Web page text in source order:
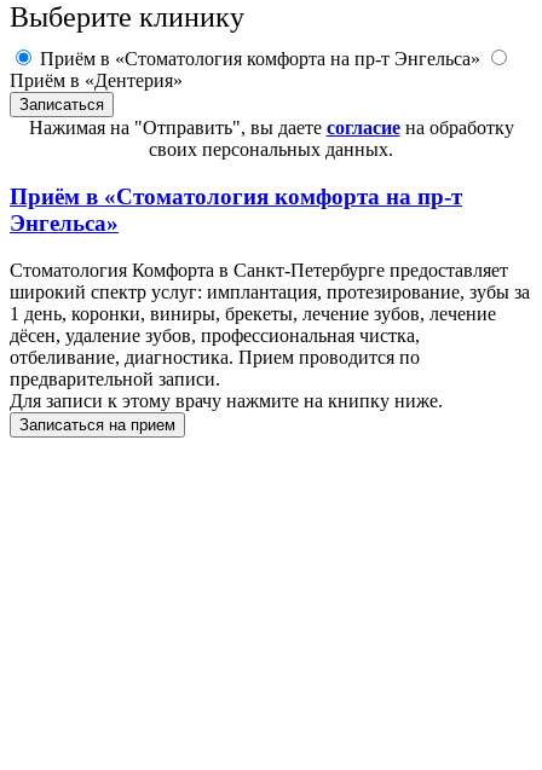
Выберите клинику
Приём в «Стоматология комфорта на пр-т Энгельса»
Приём в «Дентерия»
Нажимая на "Отправить", вы даете согласиена обработку
своих персональных данных.
Приём в «Стоматология комфорта на пр-т
Энгельса»
Стоматология Комфорта в Санкт-Петербурге предоставляет
широкий спектр услуг: имплантация, протезирование, зубы за
1 день, коронки, виниры, брекеты, лечение зубов, лечение
дёсен, удаление зубов, профессиональная чистка,
отбеливание, диагностика. Прием проводится по
предварительной записи.
Для записи к этому врачу нажмите на книпку ниже.
Записаться на прием